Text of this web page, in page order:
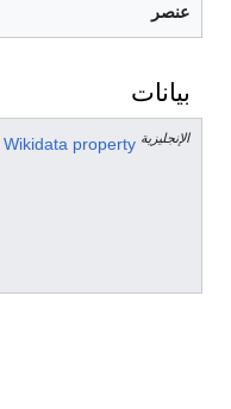
عنصر
بيانات
Wikidata property الإنجليزية